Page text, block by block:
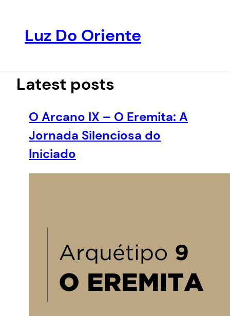
conteúdo
Luz Do Oriente
Latest posts
O Arcano IX – O Eremita: A
Jornada Silenciosa do
Iniciado